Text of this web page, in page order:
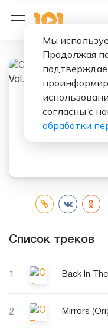
Список треков
1 Back In
2 Mirrors
Мы
Продолжая
согласны с
обработки